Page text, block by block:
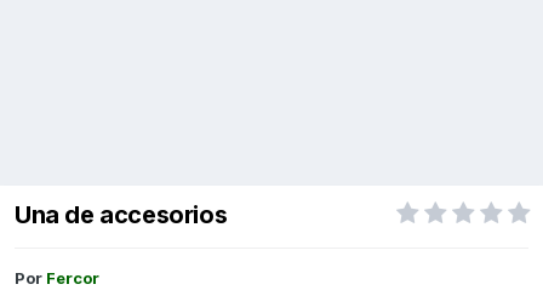
Una de accesorios
Por Fercor